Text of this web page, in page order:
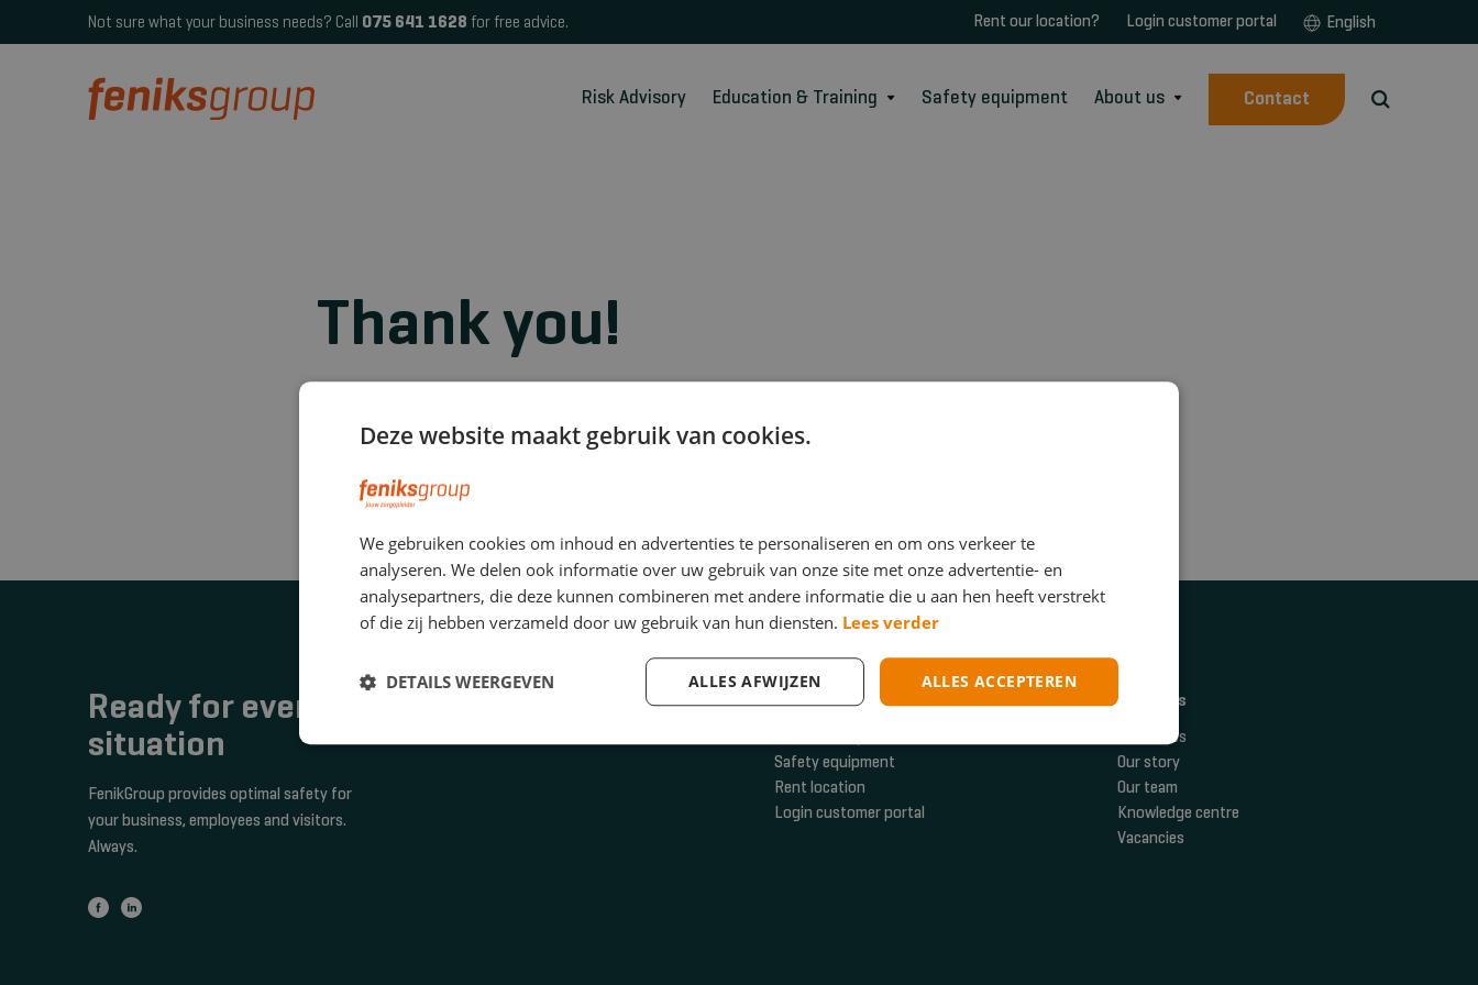
Not sure what your business needs? Call 075 641 1628 for free advice. Rent our location? Login customer portal English
Risk Advisory Education & Training Safety equipment About us Contact
Thank you!
Ready for every
situation
FenikGroup provides optimal safety for
your business, employees and visitors.
Always.
General
Safety equipment
Rent location
Login customer portal
About us
Industries
Our story
Our team
Knowledge centre
Vacancies
Deze website maakt gebruik van cookies.
We gebruiken cookies om inhoud en advertenties te personaliseren en om ons verkeer te
analyseren. We delen ook informatie over uw gebruik van onze site met onze advertentie- en
analysepartners, die deze kunnen combineren met andere informatie die u aan hen heeft verstrekt
of die zij hebben verzameld door uw gebruik van hun diensten. Lees verder
ALLES ACCEPTEREN
ALLES AFWIJZEN
DETAILS WEERGEVEN